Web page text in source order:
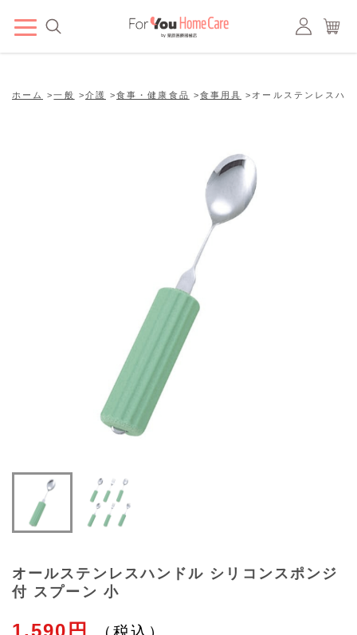
ホーム >一般 >介護 >食事・健康食品 >食事用具 > オールステンレスハ
オールステンレスハンドル シリコンスポンジ
付 スプーン 小
1,590円